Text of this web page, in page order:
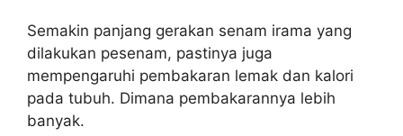
Semakin panjang gerakan senam irama yang
dilakukan pesenam, pastinya juga
mempengaruhi pembakaran lemak dan kalori
pada tubuh. Dimana pembakarannya lebih
banyak.